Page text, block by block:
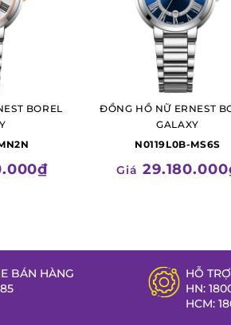
BOREL
ĐỒNG HỒ NỮ ERNEST
GALAXY
N0119L0B-MS6S
Giá
BÁN HÀNG
HỖ
HN:
HCM: